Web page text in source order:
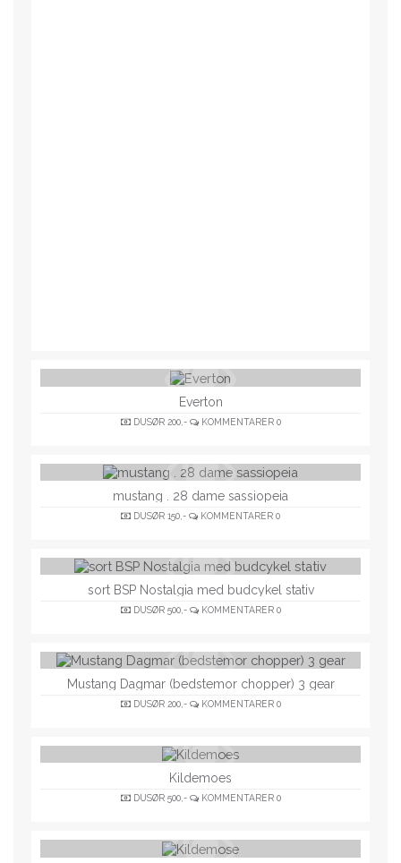
Everton
DUSØR 200,- KOMMENTARER 0
mustang . 28 dame sassiopeia
DUSØR 150,- KOMMENTARER 0
sort BSP Nostalgia med budcykel stativ
DUSØR 500,- KOMMENTARER 0
Mustang Dagmar (bedstemor chopper) 3 gear
DUSØR 200,- KOMMENTARER 0
Kildemoes
DUSØR 500,- KOMMENTARER 0